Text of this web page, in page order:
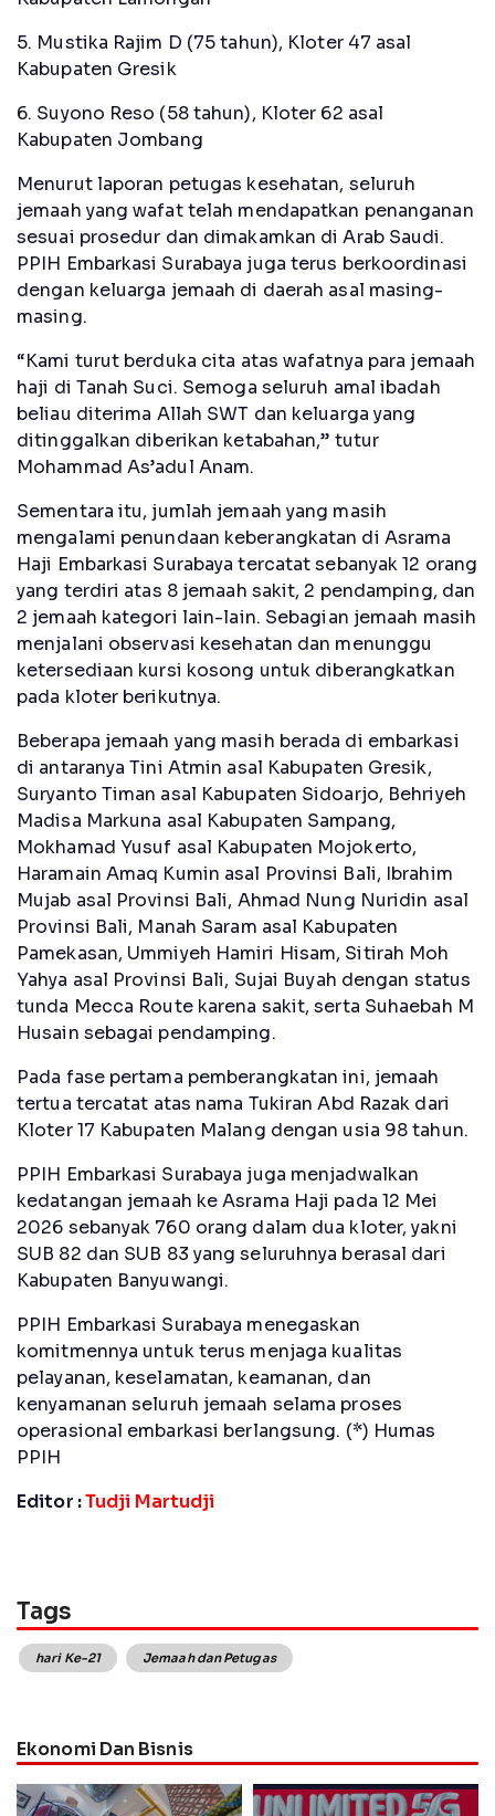
5. Mustika Rajim D (75 tahun), Kloter 47 asal
Kabupaten Gresik
6. Suyono Reso (58 tahun), Kloter 62 asal
Kabupaten Jombang
Menurut laporan petugas kesehatan, seluruh
jemaah yang wafat telah mendapatkan penanganan
sesuai prosedur dan dimakamkan di Arab Saudi.
PPIH Embarkasi Surabaya juga terus berkoordinasi
dengan keluarga jemaah di daerah asal masing-
masing.
“Kami turut berduka cita atas wafatnya para jemaah
haji di Tanah Suci. Semoga seluruh amal ibadah
beliau diterima Allah SWT dan keluarga yang
ditinggalkan diberikan ketabahan,” tutur
Mohammad As’adul Anam.
Sementara itu, jumlah jemaah yang masih
mengalami penundaan keberangkatan di Asrama
Haji Embarkasi Surabaya tercatat sebanyak 12 orang
yang terdiri atas 8 jemaah sakit, 2 pendamping, dan
2 jemaah kategori lain-lain. Sebagian jemaah masih
menjalani observasi kesehatan dan menunggu
ketersediaan kursi kosong untuk diberangkatkan
pada kloter berikutnya.
Beberapa jemaah yang masih berada di embarkasi
di antaranya Tini Atmin asal Kabupaten Gresik,
Suryanto Timan asal Kabupaten Sidoarjo, Behriyeh
Madisa Markuna asal Kabupaten Sampang,
Mokhamad Yusuf asal Kabupaten Mojokerto,
Haramain Amaq Kumin asal Provinsi Bali, Ibrahim
Mujab asal Provinsi Bali, Ahmad Nung Nuridin asal
Provinsi Bali, Manah Saram asal Kabupaten
Pamekasan, Ummiyeh Hamiri Hisam, Sitirah Moh
Yahya asal Provinsi Bali, Sujai Buyah dengan status
tunda Mecca Route karena sakit, serta Suhaebah M
Husain sebagai pendamping.
Pada fase pertama pemberangkatan ini, jemaah
tertua tercatat atas nama Tukiran Abd Razak dari
Kloter 17 Kabupaten Malang dengan usia 98 tahun.
PPIH Embarkasi Surabaya juga menjadwalkan
kedatangan jemaah ke Asrama Haji pada 12 Mei
2026 sebanyak 760 orang dalam dua kloter, yakni
SUB 82 dan SUB 83 yang seluruhnya berasal dari
Kabupaten Banyuwangi.
PPIH Embarkasi Surabaya menegaskan
komitmennya untuk terus menjaga kualitas
pelayanan, keselamatan, keamanan, dan
kenyamanan seluruh jemaah selama proses
operasional embarkasi berlangsung. (*) Humas
PPIH
Editor :Tudji Martudji
Tags
hari Ke-21 Jemaah dan Petugas
Ekonomi Dan Bisnis